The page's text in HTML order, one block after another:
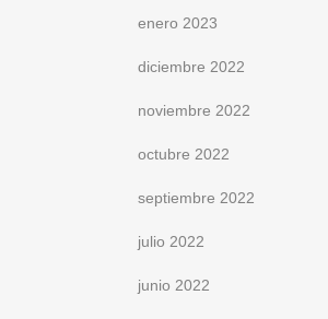
enero 2023
diciembre 2022
noviembre 2022
octubre 2022
septiembre 2022
julio 2022
junio 2022